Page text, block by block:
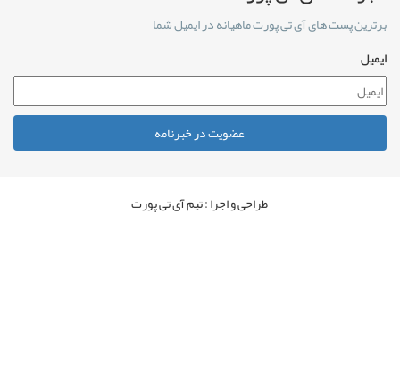
برترین پست های آی تی پورت ماهیانه در ایمیل شما
ایمیل
عضویت در خبرنامه
طراحی و اجرا : تیم آی تی پورت